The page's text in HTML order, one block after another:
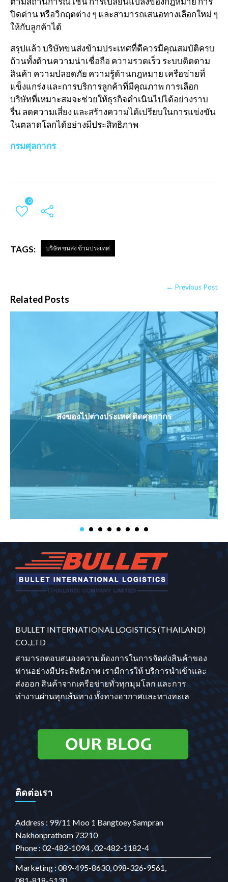
ปิดด่าน หรือวิกฤตต่าง ๆ และสามารถเสนอทางเลือกใหม่ ๆ
ให้กับลูกค้าได้
สรุปแล้ว บริษัทขนส่งข้ามประเทศที่ดีควรมีคุณสมบัติครบ
ถ้วนทั้งด้านความน่าเชื่อถือ ความรวดเร็ว ระบบติดตาม
สินค้า ความปลอดภัย ความรู้ด้านกฎหมาย เครือข่ายที่
แข็งแกร่ง และการบริการลูกค้าที่มีคุณภาพ การเลือก
บริษัทที่เหมาะสมจะช่วยให้ธุรกิจดำเนินไปได้อย่างราบ
รื่น ลดความเสี่ยง และสร้างความได้เปรียบในการแข่งขัน
ในตลาดโลกได้อย่างมีประสิทธิภาพ
กรมศุลกากร
0
TAGS: บริษัท ขนส่ง ข้ามประเทศ
Related Posts
← Previous Post
ส่งของไปต่างประเทศ ติดศุลกากร
BULLET INTERNATIONAL LOGISTICS (THAILAND)
CO.,LTD
สามารถตอบสนองความต้องการในการจัดส่งสินค้าของ
ท่านอย่างมีประสิทธิภาพ เรามีการให้ บริการนำเข้าและ
ส่งออก สินค้าจากเครือข่ายทั่วทุกมุมโลก และการ
ทำงานผ่านทุกเส้นทาง ทั้งทางอากาศและทางทะเล
ติดต่อเรา
Address : 99/11 Moo 1 Bangtoey Sampran
Nakhonprathom 73210
Phone : 02-482-1094 , 02-482-1182-4
Marketing : 089-495-8630, 098-326-9561,